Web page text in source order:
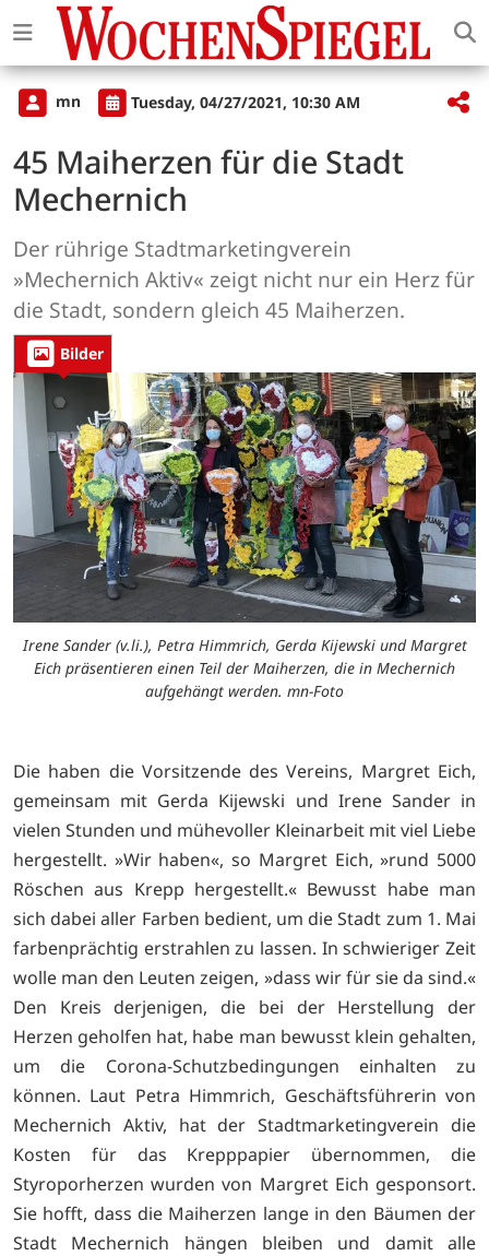
mn Tuesday, 04/27/2021, 10:30 AM
45 Maiherzen für die Stadt
Mechernich
Der rührige Stadtmarketingverein
»Mechernich Aktiv« zeigt nicht nur ein Herz für
die Stadt, sondern gleich 45 Maiherzen.
Bilder
Irene Sander (v.li.), Petra Himmrich, Gerda Kijewski und Margret
Eich präsentieren einen Teil der Maiherzen, die in Mechernich
aufgehängt werden. mn-Foto
Die haben die Vorsitzende des Vereins, Margret Eich,
gemeinsam mit Gerda Kijewski und Irene Sander in
vielen Stunden und mühevoller Kleinarbeit mit viel Liebe
hergestellt. »Wir haben«, so Margret Eich, »rund 5000
Röschen aus Krepp hergestellt.« Bewusst habe man
sich dabei aller Farben bedient, um die Stadt zum 1. Mai
farbenprächtig erstrahlen zu lassen. In schwieriger Zeit
wolle man den Leuten zeigen, »dass wir für sie da sind.«
Den Kreis derjenigen, die bei der Herstellung der
Herzen geholfen hat, habe man bewusst klein gehalten,
um die Corona-Schutzbedingungen einhalten zu
können. Laut Petra Himmrich, Geschäftsführerin von
Mechernich Aktiv, hat der Stadtmarketingverein die
Kosten für das Krepppapier übernommen, die
Styroporherzen wurden von Margret Eich gesponsort.
Sie hofft, dass die Maiherzen lange in den Bäumen der
Stadt Mechernich hängen bleiben und damit alle